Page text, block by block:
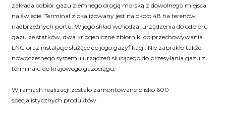
zakłada odbiór gazu ziemnego drogą morską z dowolnego miejsca
na świecie. Terminal zlokalizowany jest na około 48 ha terenów
nadbrzeżnych portu. W jego skład wchodzą: urządzenia do odbioru
gazu ze statków, dwa kriogeniczne zbiorniki do przechowywania
LNG oraz instalacje służące do jego gazyfikacji. Nie zabrakło także
nowoczesnego systemu urządzeń służącego do przesyłania gazu z
terminalu do krajowego gazociągu.
W ramach realizacji zostało zamontowane blisko 600
specjalistycznych produktów.